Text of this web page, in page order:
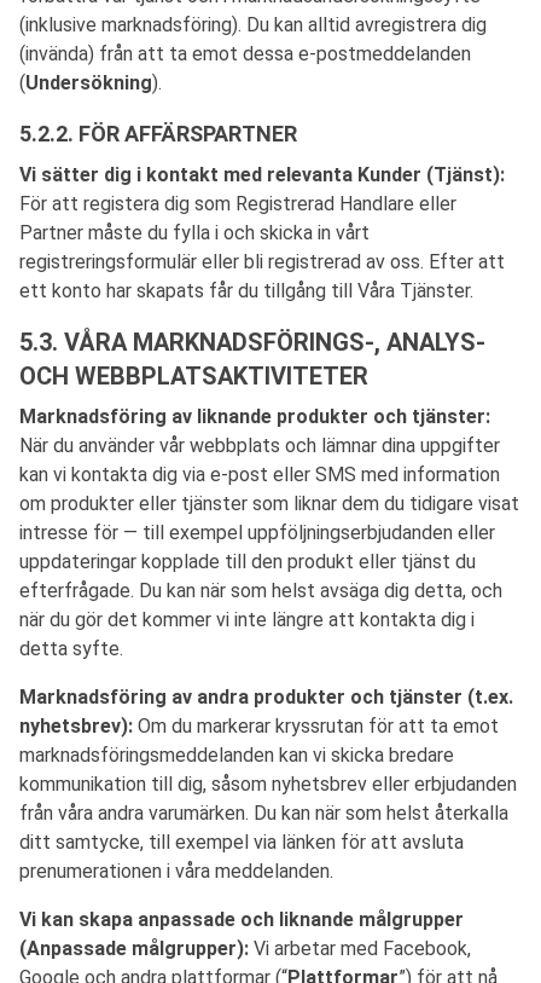
(inklusive marknadsföring). Du kan alltid avregistrera dig
(invända) från att ta emot dessa e-postmeddelanden
(Undersökning).
5.2.2. FÖR AFFÄRSPARTNER
Vi sätter dig i kontakt med relevanta Kunder (Tjänst):
För att registera dig som Registrerad Handlare eller
Partner måste du fylla i och skicka in vårt
registreringsformulär eller bli registrerad av oss. Efter att
ett konto har skapats får du tillgång till Våra Tjänster.
5.3. VÅRA MARKNADSFÖRINGS-, ANALYS-
OCH WEBBPLATSAKTIVITETER
Marknadsföring av liknande produkter och tjänster:
När du använder vår webbplats och lämnar dina uppgifter
kan vi kontakta dig via e-post eller SMS med information
om produkter eller tjänster som liknar dem du tidigare visat
intresse för — till exempel uppföljningserbjudanden eller
uppdateringar kopplade till den produkt eller tjänst du
efterfrågade. Du kan när som helst avsäga dig detta, och
när du gör det kommer vi inte längre att kontakta dig i
detta syfte.
Marknadsföring av andra produkter och tjänster (t.ex.
nyhetsbrev): Om du markerar kryssrutan för att ta emot
marknadsföringsmeddelanden kan vi skicka bredare
kommunikation till dig, såsom nyhetsbrev eller erbjudanden
från våra andra varumärken. Du kan när som helst återkalla
ditt samtycke, till exempel via länken för att avsluta
prenumerationen i våra meddelanden.
Vi kan skapa anpassade och liknande målgrupper
(Anpassade målgrupper): Vi arbetar med Facebook,
Google och andra plattformar (“Plattformar”) för att nå